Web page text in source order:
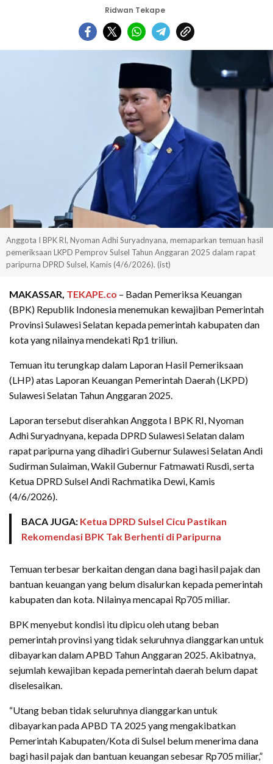
Ridwan Tekape
Anggota I BPK RI, Nyoman Adhi Suryadnyana, memaparkan temuan hasil
pemeriksaan LKPD Pemprov Sulsel Tahun Anggaran 2025 dalam rapat
paripurna DPRD Sulsel, Kamis (4/6/2026). (ist)
MAKASSAR, TEKAPE.co – Badan Pemeriksa Keuangan
(BPK) Republik Indonesia menemukan kewajiban Pemerintah
Provinsi Sulawesi Selatan kepada pemerintah kabupaten dan
kota yang nilainya mendekati Rp1 triliun.
Temuan itu terungkap dalam Laporan Hasil Pemeriksaan
(LHP) atas Laporan Keuangan Pemerintah Daerah (LKPD)
Sulawesi Selatan Tahun Anggaran 2025.
Laporan tersebut diserahkan Anggota I BPK RI, Nyoman
Adhi Suryadnyana, kepada DPRD Sulawesi Selatan dalam
rapat paripurna yang dihadiri Gubernur Sulawesi Selatan Andi
Sudirman Sulaiman, Wakil Gubernur Fatmawati Rusdi, serta
Ketua DPRD Sulsel Andi Rachmatika Dewi, Kamis
(4/6/2026).
BACA JUGA: Ketua DPRD Sulsel Cicu Pastikan
Rekomendasi BPK Tak Berhenti di Paripurna
Temuan terbesar berkaitan dengan dana bagi hasil pajak dan
bantuan keuangan yang belum disalurkan kepada pemerintah
kabupaten dan kota. Nilainya mencapai Rp705 miliar.
BPK menyebut kondisi itu dipicu oleh utang beban
pemerintah provinsi yang tidak seluruhnya dianggarkan untuk
dibayarkan dalam APBD Tahun Anggaran 2025. Akibatnya,
sejumlah kewajiban kepada pemerintah daerah belum dapat
diselesaikan.
“Utang beban tidak seluruhnya dianggarkan untuk
dibayarkan pada APBD TA 2025 yang mengakibatkan
Pemerintah Kabupaten/Kota di Sulsel belum menerima dana
bagi hasil pajak dan bantuan keuangan sebesar Rp705 miliar,”